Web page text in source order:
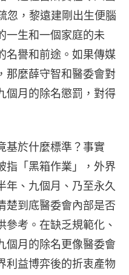
忽，黎遠建剛出生便腦
生和一個家庭的未
名譽和前途。如果傳媒
那麼薛守智和醫委會對
個月的除名懲罰，對得
基於什麼標準？事實
指「黑箱作業」，外界
年、九個月、乃至永久
楚到底醫委會內部是否
考。在缺乏規範化、
個月的除名更像醫委會
利益博弈後的折衷產物